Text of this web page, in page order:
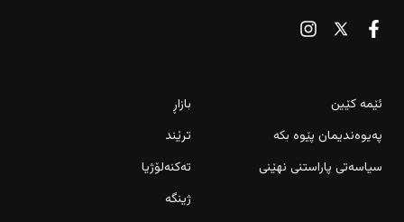
ئێمە کێین
پەیوەندیمان پێوە بکە
سیاسەتی پاراستنی نهێنی
بازاڕ
ترێند
تەکنەلۆژیا
ژینگە